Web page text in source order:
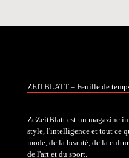
ZEITBLATT – Feuille de
ZeZeitBlatt est un magazine
style, l'intelligence et tout ce
mode, de la beauté, de la
de l'art et du sport.